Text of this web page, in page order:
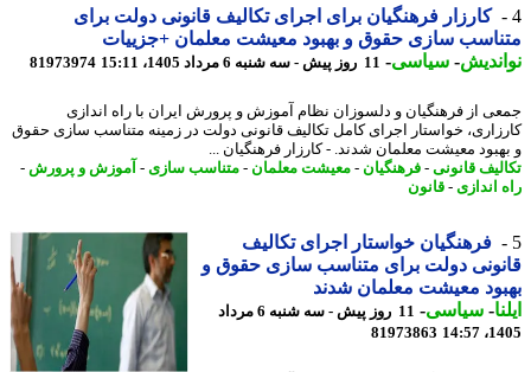
کارزار فرهنگیان برای اجرای تکالیف قانونی دولت برای
سازی حقوق و بهبود معیشت معلمان +جزییات
-سیاسی-11 روز پیش - سه شنبه 6 مرداد 1405، 15:11 81973974
از فرهنگیان و دلسوزان نظام آموزش و پرورش ایران با راه اندازی
خواستار اجرای کامل تکالیف قانونی دولت در زمینه متناسب سازی حقوق
معیشت معلمان شدند. - کارزار فرهنگیان ...
قانونی-فرهنگیان-معیشت معلمان-متناسب سازی- آموزش و پرورش-
اندازی- قانون
فرهنگیان خواستار اجرای تکالیف
دولت برای متناسب سازی حقوق و
معیشت معلمان شدند
-سیاسی-
11 روز پیش - سه شنبه 6 مرداد
81973863